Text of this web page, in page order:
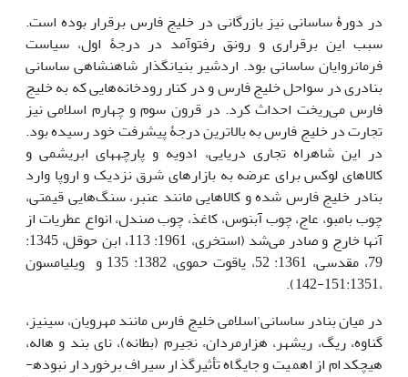
در دورۀ ساسانی نیز بازرگانی در خلیج فارس برقرار بوده است.
سبب این برقراری و رونق رفت­و­آمد در درجۀ اول، سیاست
فرمانروایان ساسانی بود. اردشیر بنیان­گذار شاهنشاهی ساسانی
بنادری در سواحل خلیج فارس و در کنار رودخانه‌هایی که به خلیج
فارس می‌ریخت احداث کرد. در قرون سوم و چهارم اسلامی نیز
تجارت در خلیج فارس به بالاترین درجۀ پیشرفت خود رسیده بود.
در این شاهراه تجاری دریایی، ادویه و پارچه­های ابریشمی و
کالاهای لوکس برای عرضه به بازارهای شرق نزدیک و اروپا وارد
بنادر خلیج فارس شده و کالاهایی مانند عنبر، سنگ‌هایی قیمتی،
چوب بامبو، عاج، چوب آبنوس، کاغذ، چوب صندل، انواع عطریات از
آنها خارج و صادر می‌شد (استخری، 1961: 113، ابن حوقل، 1345:
79، مقدسی، 1361: 52، یاقوت حموی، 1382: 135 و ویلیامسون
،151:1351-142).
در میان بنادر ساسانی'اسلامی خلیج فارس مانند مهرویان، سینیز،
گناوه، ریگ، ریشهر، هزارمردان، نجیرم (بطانه)، نای بند و هاله،
هیچ­کدام از اهمیت و جایگاه تأثیرگذار سیراف برخوردار نبوده­